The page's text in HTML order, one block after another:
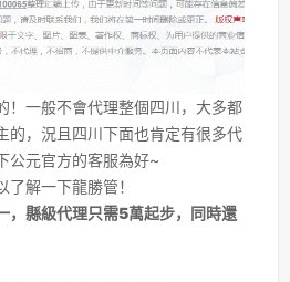
！一般不會代理整個四川，大多都
的，況且四川下面也肯定有很多代
公元官方的客服為好~
解一下龍勝管！
，縣級代理只需5萬起步，同時還